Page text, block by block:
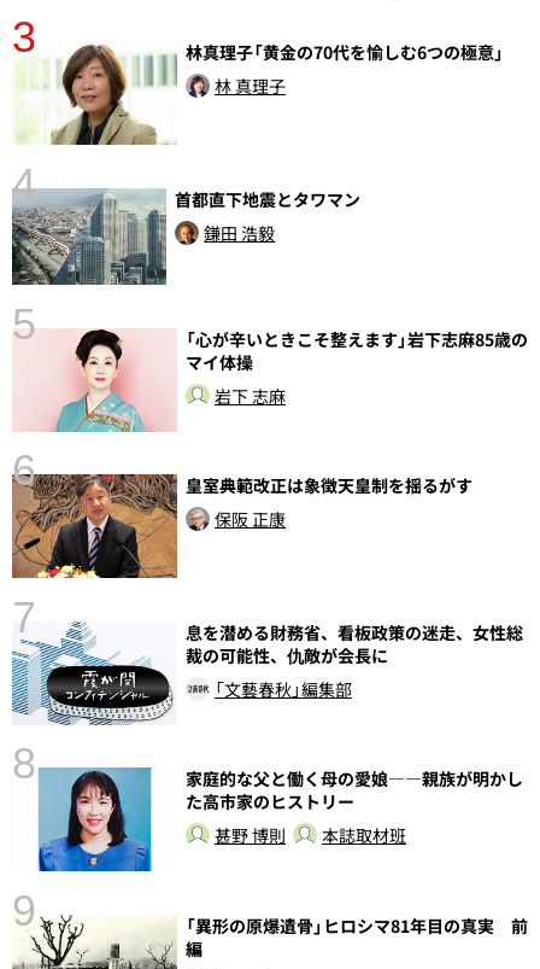
3
林真理子「黄金の70代を愉しむ6つの極意」
林 真理子
4
首都直下地震とタワマン
鎌田 浩毅
5
「心が辛いときこそ整えます」岩下志麻85歳の
マイ体操
岩下 志麻
6
皇室典範改正は象徴天皇制を揺るがす
保阪 正康
7
息を潜める財務省、看板政策の迷走、女性総
裁の可能性、仇敵が会長に
「文藝春秋」編集部
8
家庭的な父と働く母の愛娘――親族が明かし
た高市家のヒストリー
甚野 博則
本誌取材班
9
「異形の原爆遺骨」ヒロシマ81年目の真実 前
編